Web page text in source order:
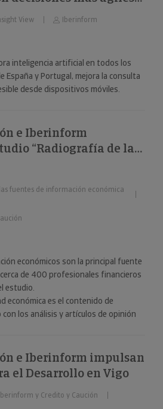
de empresas y
en su
IA
View Iberinform
inteligencia artificial en todos los
España y Portugal, mejora la consulta
desde dispositivos móviles.
e Iberinform
“Radiografía de las
económica más
fuentes de información económica
económicos son la principal fuente
de 400 profesionales financieros
estudio.
económica es el contenido de
los análisis y artículos de opinión
e Iberinform impulsan
el Desarrollo en Vigo
y Credito y Caución